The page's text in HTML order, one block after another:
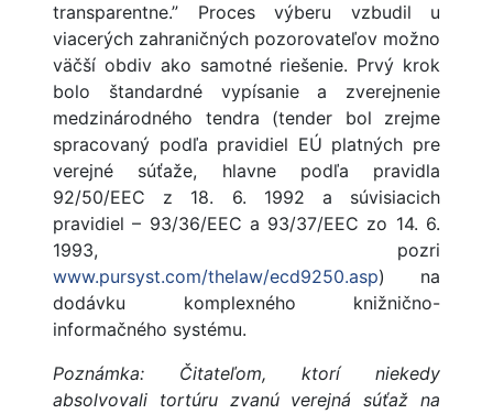
transparentne.” Proces výberu vzbudil u
viacerých zahraničných pozorovateľov možno
väčší obdiv ako samotné riešenie. Prvý krok
bolo štandardné vypísanie a zverejnenie
medzinárodného tendra (tender bol zrejme
spracovaný podľa pravidiel EÚ platných pre
verejné súťaže, hlavne podľa pravidla
92/50/EEC z 18. 6. 1992 a súvisiacich
pravidiel – 93/36/EEC a 93/37/EEC zo 14. 6.
1993, pozri
www.pursyst.com/thelaw/ecd9250.asp) na
dodávku komplexného knižnično-
informačného systému.
Poznámka: Čitateľom, ktorí niekedy
absolvovali tortúru zvanú verejná súťaž na